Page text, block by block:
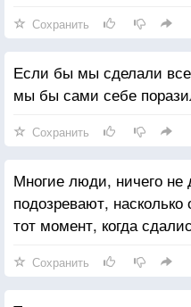
Сохранить
Если бы мы сделали
мы бы сами себе
Сохранить
Многие люди, ничего
подозревают,
тот момент, когда
Сохранить